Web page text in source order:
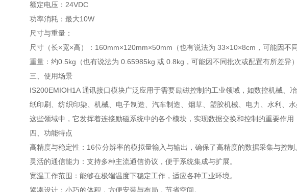
额定电压：24VDC
功率消耗：最大10W
尺寸与重量：
尺寸（长×宽×高）：160mm×120mm×50mm（也有说法为 33×10×8cm，可能因不
重量：约0.5kg（也有说法为 0.65985kg 或 0.8kg，可能因不同批次或配置有所差异
三、使用场景
IS200EMIOH1A 通讯接口模块广泛应用于需要励磁控制的工业领域，如数控机械、
纸印刷、纺织印染、机械、电子制造、汽车制造、烟草、塑胶机械、电力、水利、
这些领域中，它发挥着连接励磁系统中的各个模块，实现数据交换和控制的重要作
四、功能特点
高精度与稳定性：16位分辨率的模拟量输入与输出，确保了高精度的数据采集与控制
灵活的通信能力：支持多种主流通信协议，便于系统集成与扩展。
宽温工作范围：能够在极端温度下稳定工作，适应各种工业环境。
紧凑设计：小巧的体积，方便安装与布局，节省空间。